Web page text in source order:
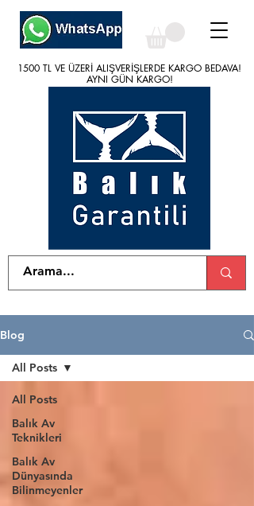
1500 TL VE ÜZERİ ALIŞVERİŞLERDE KARGO BEDAVA!
AYNI GÜN KARGO!
1500 TL VE ÜZERİ ALIŞVERİŞLERDE KARGO BEDAVA!
AYNI GÜN KARGO!
Blog
All Posts
Balık Av
Teknikleri
Balık Av
Dünyasında
Bilinmeyenler
All Posts